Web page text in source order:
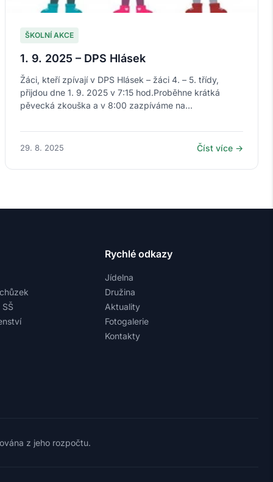
ŠKOLNÍ AKCE
1. 9. 2025 – DPS Hlásek
Žáci, kteří zpívají v DPS Hlásek – žáci 4. – 5. třídy,
přijdou dne 1. 9. 2025 v 7:15 hod.Proběhne krátká
pěvecká zkouška a v 8:00 zazpíváme na...
29. 8. 2025 Číst více →
Rychlé odkazy
Jídelna
Družina
Aktuality
Fotogalerie
Kontakty
z jeho rozpočtu.